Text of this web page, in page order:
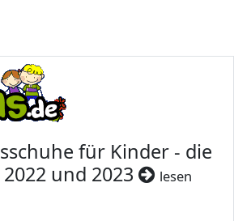
für Kinder - die
und 2023
lesen